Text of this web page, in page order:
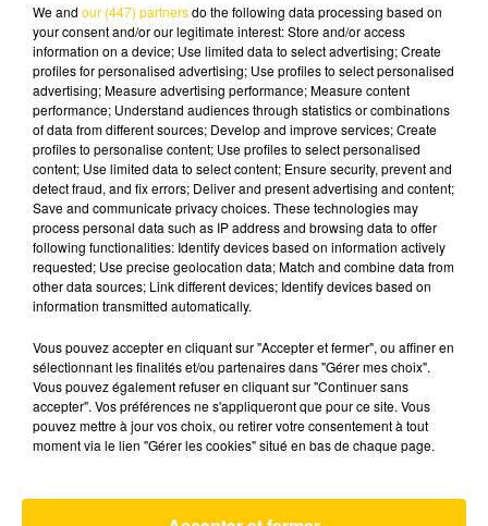
Lecture (4 min 6 sec)
12 mai 2026 - 4 min 6 sec
L'INFO DU TARN DU 12/05/26 À 08H00
L'info du Tarn
AVEYRON NORD
We and our (447) partnersdo the following data processing based on
your consent and/or our legitimate interest: Store and/or access
information on a device; Use limited data to select advertising; Create
profiles for personalised advertising; Use profiles to select personalised
advertising; Measure advertising performance; Measure content
performance; Understand audiences through statistics or combinations
of data from different sources; Develop and improve services; Create
profiles to personalise content; Use profiles to select personalised
content; Use limited data to select content; Ensure security, prevent and
detect fraud, and fix errors; Deliver and present advertising and content;
Save and communicate privacy choices. These technologies may
process personal data such as IP address and browsing data to offer
following functionalities: Identify devices based on information actively
requested; Use precise geolocation data; Match and combine data from
other data sources; Link different devices; Identify devices based on
information transmitted automatically.
Vous pouvez accepter en cliquant sur "Accepter et fermer", ou affiner en
sélectionnant les finalités et/ou partenaires dans "Gérer mes choix".
Vous pouvez également refuser en cliquant sur "Continuer sans
accepter". Vos préférences ne s'appliqueront que pour ce site. Vous
pouvez mettre à jour vos choix, ou retirer votre consentement à tout
moment via le lien "Gérer les cookies" situé en bas de chaque page.